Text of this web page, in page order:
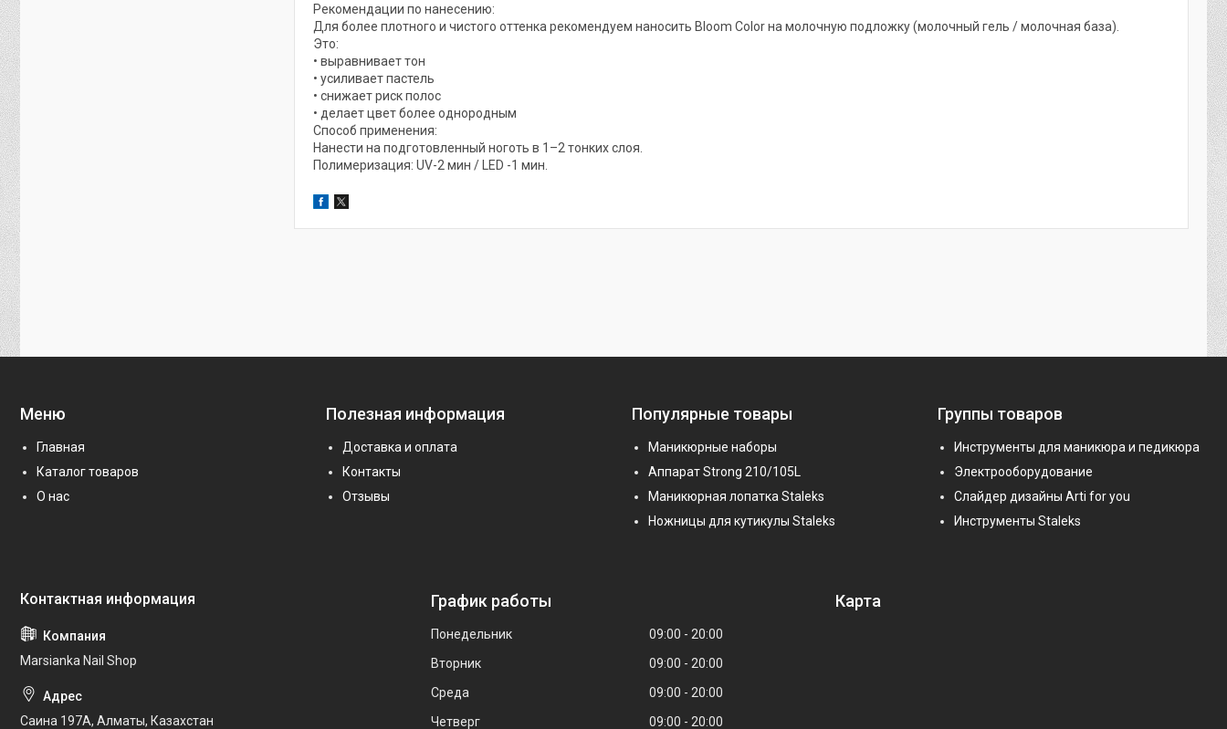
Рекомендации по нанесению:
Для более плотного и чистого оттенка рекомендуем наносить Bloom Color на молочную подложку (молочный гель / молочная база).
Это:
• выравнивает тон
• усиливает пастель
• снижает риск полос
• делает цвет более однородным
Способ применения:
Нанести на подготовленный ноготь в 1–2 тонких слоя.
Полимеризация: UV-2 мин / LED -1 мин.
Меню
Главная
Каталог товаров
О нас
Полезная информация
Доставка и оплата
Контакты
Отзывы
Популярные товары
Маникюрные наборы
Аппарат Strong 210/105L
Маникюрная лопатка Staleks
Ножницы для кутикулы Staleks
Группы товаров
Инструменты для маникюра и педикюра
Электрооборудование
Слайдер дизайны Arti for you
Инструменты Staleks
Marsianka Nail Shop
Саина 197А, Алматы, Казахстан
График работы
Понедельник 09:00
20:00
Вторник
09:00
20:00
Среда
09:00
20:00
Четверг
09:00 20:00
Карта